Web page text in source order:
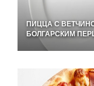
ПИЦЦА С
БОЛГАРСКИМ